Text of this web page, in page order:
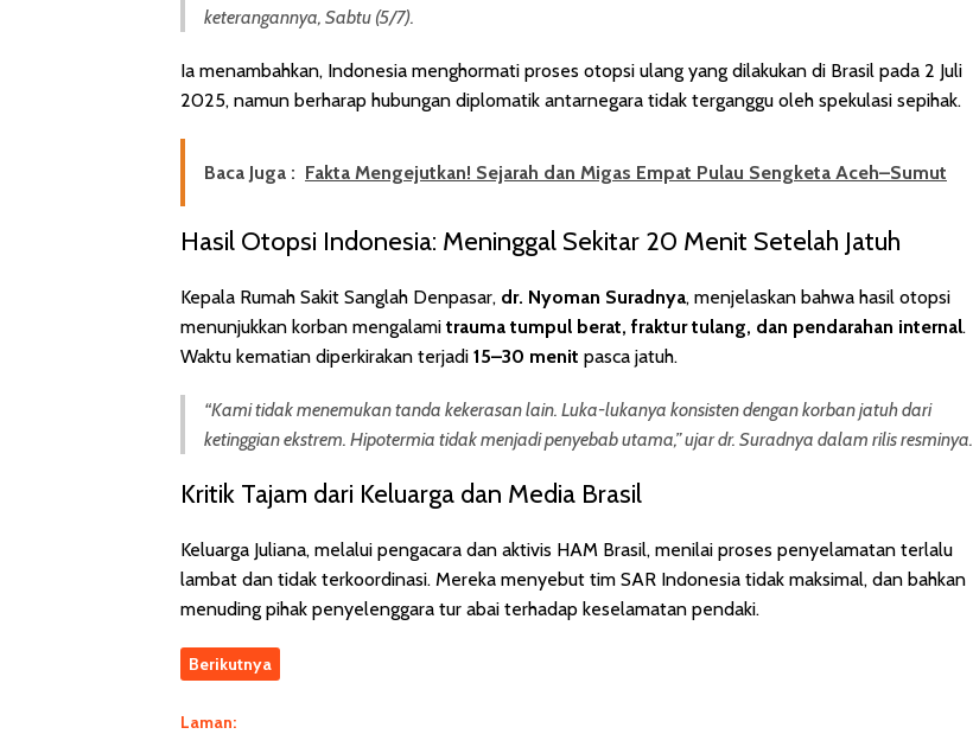
keterangannya, Sabtu (5/7).
Ia menambahkan, Indonesia menghormati proses otopsi ulang yang dilakukan di Brasil pada 2 Juli
2025, namun berharap hubungan diplomatik antarnegara tidak terganggu oleh spekulasi sepihak.
Baca Juga : Fakta Mengejutkan! Sejarah dan Migas Empat Pulau Sengketa Aceh–Sumut
Hasil Otopsi Indonesia: Meninggal Sekitar 20 Menit Setelah Jatuh
Kepala Rumah Sakit Sanglah Denpasar, dr. Nyoman Suradnya, menjelaskan bahwa hasil otopsi
menunjukkan korban mengalami trauma tumpul berat, fraktur tulang, dan pendarahan internal.
Waktu kematian diperkirakan terjadi 15–30 menit pasca jatuh.
“Kami tidak menemukan tanda kekerasan lain. Luka-lukanya konsisten dengan korban jatuh dari
ketinggian ekstrem. Hipotermia tidak menjadi penyebab utama,” ujar dr. Suradnya dalam rilis resminya.
Kritik Tajam dari Keluarga dan Media Brasil
Keluarga Juliana, melalui pengacara dan aktivis HAM Brasil, menilai proses penyelamatan terlalu
lambat dan tidak terkoordinasi. Mereka menyebut tim SAR Indonesia tidak maksimal, dan bahkan
menuding pihak penyelenggara tur abai terhadap keselamatan pendaki.
Berikutnya
Laman: